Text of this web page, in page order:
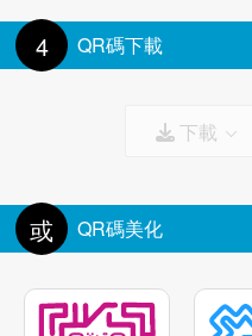
標記中心
刪除圖標後面的背景
4 QR碼下載
下載
或 QR碼美化